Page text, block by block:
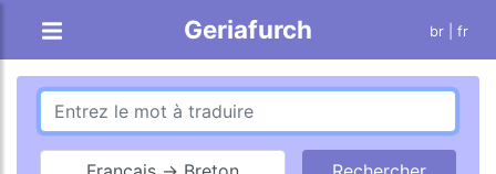
Geriafurch br | fr